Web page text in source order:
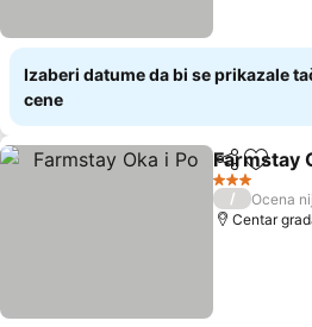
Izaberi datume da bi se prikazale
cene
Deli
Farmstay
3 Zvezdice
/
Ocena
Centar